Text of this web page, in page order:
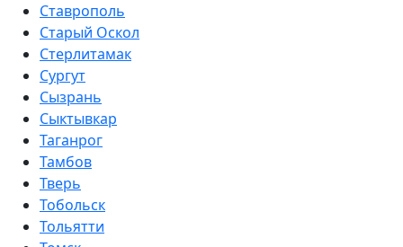
Ставрополь
Старый Оскол
Стерлитамак
Сургут
Сызрань
Сыктывкар
Таганрог
Тамбов
Тверь
Тобольск
Тольятти